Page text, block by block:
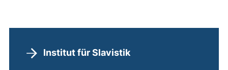
Institut für Slavistik